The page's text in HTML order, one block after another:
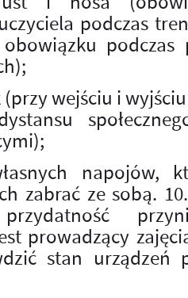
podczas
podczas
wejściu i
napojów,
zabrać ze sobą.
prowadzący
stan urządzeń